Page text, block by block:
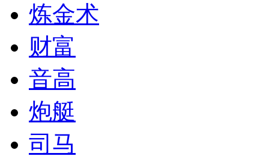
炼金术
财富
音高
炮艇
司马